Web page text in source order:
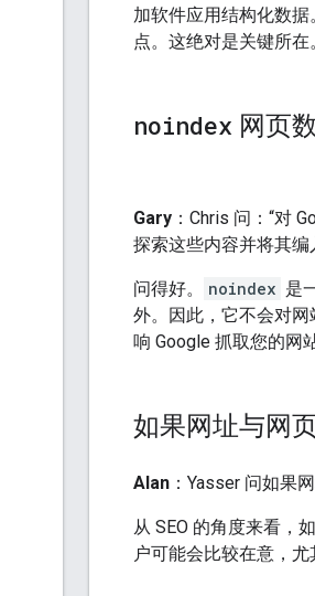
加软件应用结构化数
点。这绝对是关键所在
noindex 网页
Gary ：Chris 问：“对
探索这些内容并将其编
问得好。 noindex 是
外。因此，它不会对
响 Google 抓取您的网
如果网址与网
Alan ：Yasser 问如果
从 SEO 的角度来看，
户可能会比较在意，尤